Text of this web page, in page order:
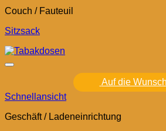
Couch / Fauteuil
Sitzsack
Auf die
Schnellansicht
Geschäft / Ladeneinrichtung